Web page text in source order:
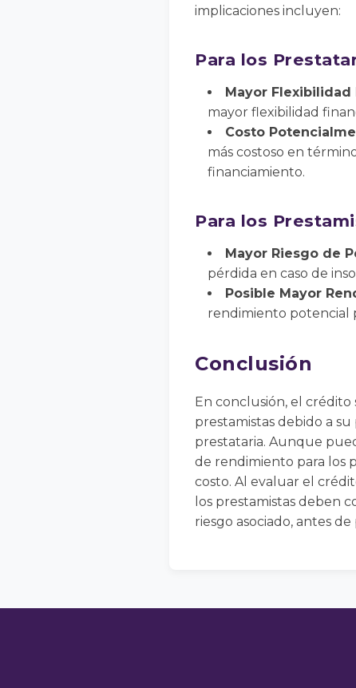
implicaciones incluyen:
Para los
Mayor Flexibilidad
mayor flexibilidad
Costo
más costoso en
financiamiento.
Para los
Mayor Riesgo de
pérdida en caso de
Posible Mayor
rendimiento potencial
Conclusión
En conclusión, el
prestamistas debido a
prestataria. Aunque
de rendimiento para los
costo. Al evaluar el
los prestamistas deben
riesgo asociado, antes